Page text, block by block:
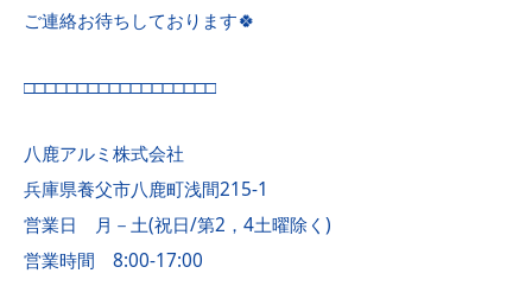
ご連絡お待ちしております🍀
□□□□□□□□□□□□□□□□□□
八鹿アルミ株式会社
兵庫県養父市八鹿町浅間215-1
営業日 月－土(祝日/第2，4土曜除く)
営業時間 8:00-17:00